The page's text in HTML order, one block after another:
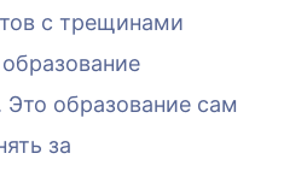
с трещинами
образование сам
за